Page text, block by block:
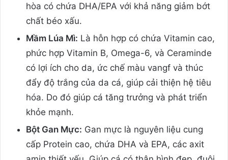
hòa có chứa DHA/EPA với khả năng giảm bớt
chất béo xấu.
Mầm Lúa Mì: Là hỗn hợp có chứa Vitamin cao,
phức hợp Vitamin B, Omega-6, và Ceraminde
có lợi ích cho da, ức chế màu vangf và thúc
đẩy độ trắng của da cá, giúp cải thiện hệ tiêu
hóa. Do đó giúp cá tăng trưởng và phát triển
khỏe mạnh.
Bột Gan Mực: Gan mực là nguyên liệu cung
cấp Protein cao, chứa DHA và EPA, các axit